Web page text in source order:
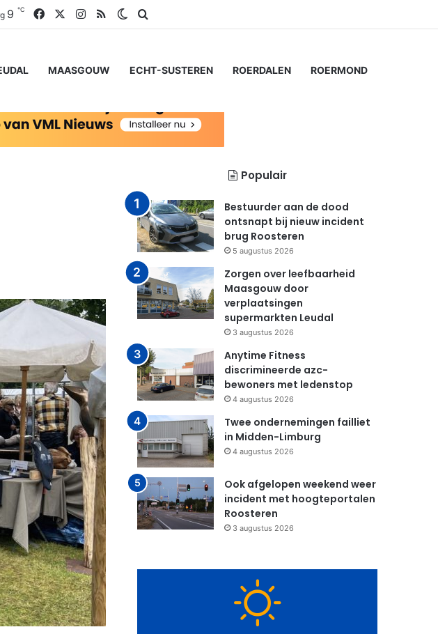
9 ℃ FacebookInstagram
RSSSwitch skin
MAASGOUW ECHT-SUSTEREN ROERDALEN ROERMOND
Populair
Bestuurder aan de dood
ontsnapt bij nieuw incident
brug Roosteren
5 augustus 2026
Zorgen over leefbaarheid
Maasgouw door
verplaatsingen
supermarkten Leudal
3 augustus 2026
Anytime Fitness
discrimineerde azc-
bewoners met ledenstop
4 augustus 2026
Twee ondernemingen failliet
in Midden-Limburg
4 augustus 2026
Ook afgelopen weekend weer
incident met hoogteportalen
Roosteren
3 augustus 2026